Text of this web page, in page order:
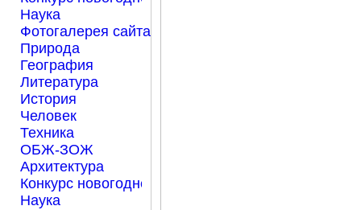
Наука
Фотогалерея сайта Началка.com
Природа
География
Литература
История
Человек
Техника
ОБЖ-ЗОЖ
Архитектура
Конкурс новогодней открытки "Нарисуем Новый
Наука